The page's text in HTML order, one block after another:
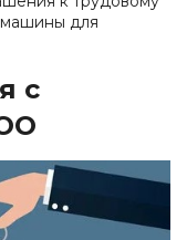
машины для
с